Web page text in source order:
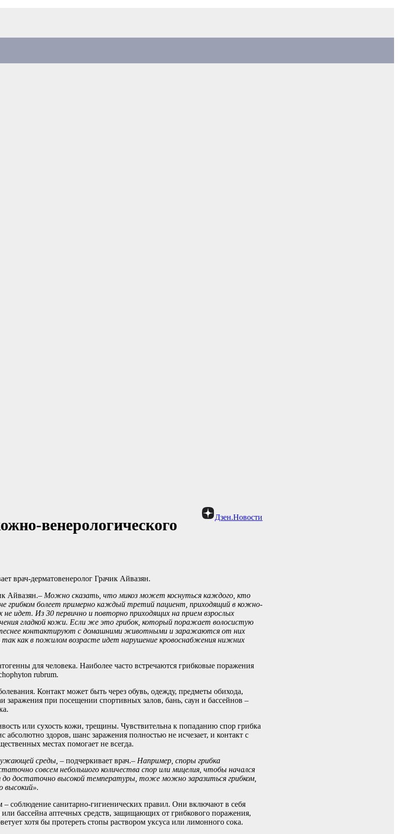
Дзен.Новости
венерологического
врач-дерматовенеролог Грачик Айвазян.
Айвазян.– Можно сказать, что микоз может коснуться каждого, кто
грибком болеет примерно каждый третий пациент, приходящий в кожно-
не идет. Из 30 первично и повторно приходящих на прием взрослых
гладкой кожи. Если же это грибок, который поражает волосистую
контактируют с домашними животными и заражаются от них
как в пожилом возрасте идет нарушение кровоснабжения нижних
для человека. Наиболее часто встречаются грибковые поражения
rubrum.
Контакт может быть через обувь, одежду, предметы обихода,
при посещении спортивных залов, бань, саун и бассейнов –
или сухость кожи, трещины. Чувствительна к попаданию спор грибка
здоров, шанс заражения полностью не исчезает, и контакт с
местах помогает не всегда.
среды, – подчеркивает врач.– Например, споры грибка
совсем небольшого количества спор или мицелия, чтобы начался
до достаточно высокой температуры, тоже можно заразиться грибком,
высокий».
соблюдение санитарно-гигиенических правил. Они включают в себя
бассейна аптечных средств, защищающих от грибкового поражения,
хотя бы протереть стопы раствором уксуса или лимонного сока.